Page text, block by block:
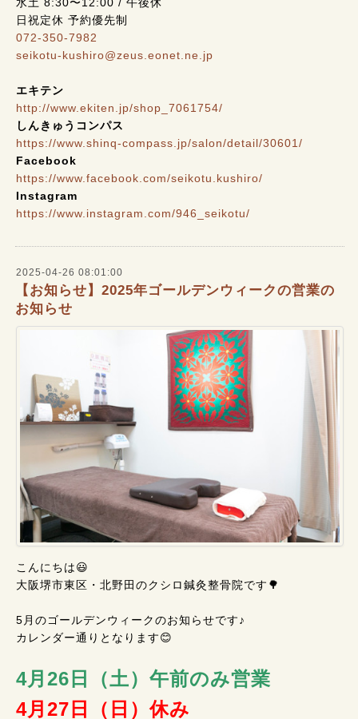
日祝定休 予約優先制
072-350-7982
seikotu-kushiro@zeus.eonet.ne.jp
エキテン
http://www.ekiten.jp/shop_7061754/
しんきゅうコンパス
https://www.shinq-compass.jp/salon/detail/30601/
Facebook
https://www.facebook.com/seikotu.kushiro/
Instagram
https://www.instagram.com/946_seikotu/
2025-04-26 08:01:00
【お知らせ】2025年ゴールデンウィークの営業の
お知らせ
こんにちは😃
大阪堺市東区・北野田のクシロ鍼灸整骨院です🌳
5月のゴールデンウィークのお知らせです♪
カレンダー通りとなります😊
4月26日（土）午前のみ営業
4月27日（日）休み